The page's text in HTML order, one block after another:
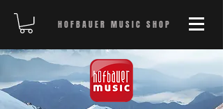
HOFBAUER MUSIC SHOP